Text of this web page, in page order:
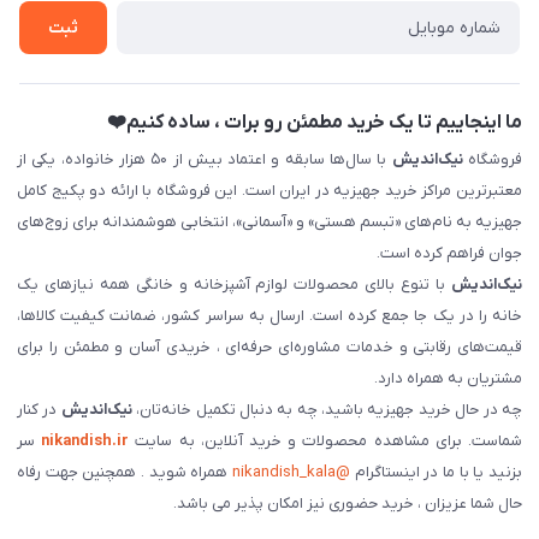
ثبت
ما اینجاییم تا یک خرید مطمئن رو برات ، ساده کنیم❤️
فروشگاهنیک‌اندیش
با سال‌ها سابقه و اعتماد بیش از ۵۰ هزار خانواده، یکی از
معتبرترین مراکز خرید جهیزیه در ایران است. این فروشگاه با ارائه دو پکیج کامل
جهیزیه به نام‌های «تبسم هستی» و «آسمانی»، انتخابی هوشمندانه برای زوج‌های
جوان فراهم کرده است.
نیک‌اندیش با تنوع بالای محصولات لوازم آشپزخانه و خانگی همه نیازهای یک
خانه را در یک جا جمع کرده است. ارسال به سراسر کشور، ضمانت کیفیت کالاها،
قیمت‌های رقابتی و خدمات مشاوره‌ای حرفه‌ای ، خریدی آسان و مطمئن را برای
مشتریان به همراه دارد.
چه در حال خرید جهیزیه باشید، چه به دنبال تکمیل خانه‌تان،نیک‌اندیش در کنار
شماست. برای مشاهده محصولات و خرید آنلاین، به سایت nikandish.ir سر
بزنید یا با ما در اینستاگرام @nikandish_kala
همراه شوید . همچنین جهت رفاه
حال شما عزیزان ، خرید حضوری نیز امکان پذیر می باشد.